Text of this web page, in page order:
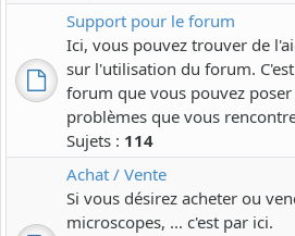
Support pour le forum
Ici, vous pouvez trouver de
sur l'utilisation du forum.
forum que vous pouvez
problèmes que vous
Sujets : 114
Achat / Vente
Si vous désirez acheter ou
microscopes, ... c'est par ici.